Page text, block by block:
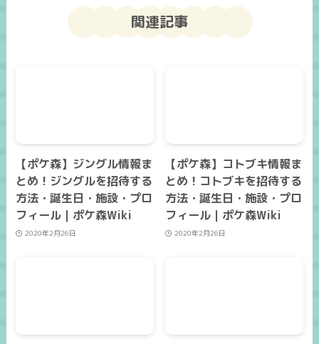
関連記事
【ポケ森】ジングル情報ま
とめ！ジングルを招待する
方法・誕生日・施設・プロ
フィール｜ポケ森Wiki
2020年2月26日
【ポケ森】コトブキ情報ま
とめ！コトブキを招待する
方法・誕生日・施設・プロ
フィール｜ポケ森Wiki
2020年2月26日